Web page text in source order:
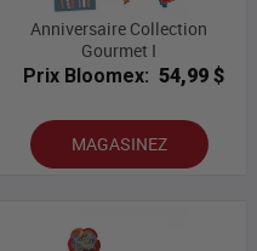
Anniversaire Collection
Gourmet I
Prix Bloomex: 54,99 $
MAGASINEZ